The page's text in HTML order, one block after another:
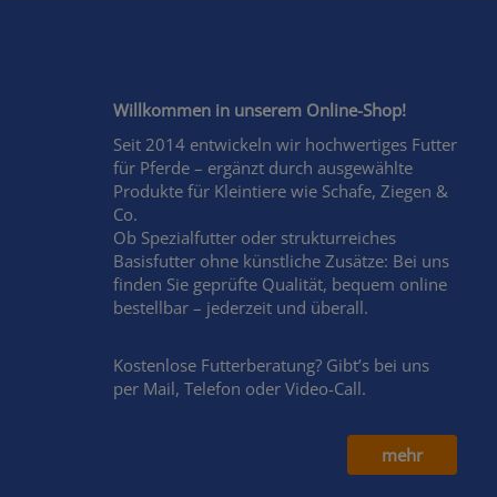
Willkommen in unserem Online-Shop!
Seit 2014 entwickeln wir hochwertiges Futter
für Pferde – ergänzt durch ausgewählte
Produkte für Kleintiere wie Schafe, Ziegen &
Co.
Ob Spezialfutter oder strukturreiches
Basisfutter ohne künstliche Zusätze: Bei uns
finden Sie geprüfte Qualität, bequem online
bestellbar – jederzeit und überall.
Kostenlose Futterberatung? Gibt’s bei uns
per Mail, Telefon oder Video-Call.
mehr